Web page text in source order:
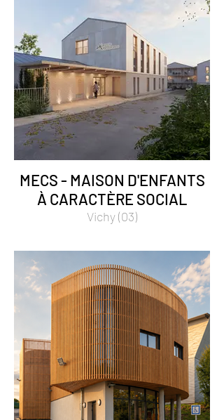
MECS - MAISON D'ENFANTS
À CARACTÈRE SOCIAL
Vichy (03)